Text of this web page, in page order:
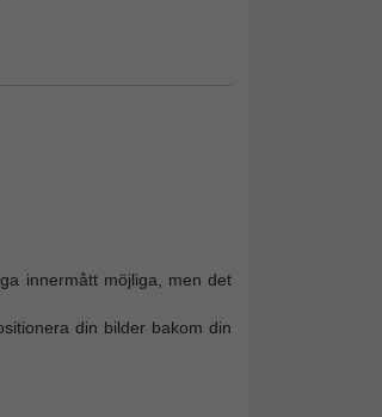
innermått möjliga, men det
din bilder bakom din